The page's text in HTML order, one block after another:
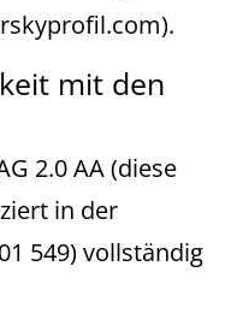
mit den
2.0 AA (diese
in der
549) vollständig